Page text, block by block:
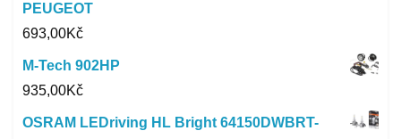
PEUGEOT
693,00Kč
M-Tech 902HP
935,00Kč
OSRAM LEDriving HL Bright 64150DWBRT-